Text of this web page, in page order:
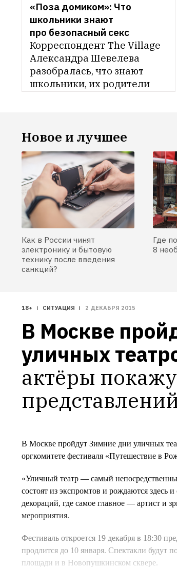
«Поза домиком»: Что
школьники знают
про безопасный секс
Корреспондент The Village
Александра Шевелева
разобралась, что знают
школьники, их родители
к выводу, что курс
по половому воспитанию
нужен всем
Новое и лучшее
Как в России чинят
электронику и бытовую
технику после введения
санкций?
Где
8
18+ СИТУАЦИЯ 2 ДЕКАБРЯ 2015
В Москве
уличных
актёры
В Москве пройдут Зимние дни уличных
оргкомитете фестиваля «Путешествие в
«Уличный театр — самый
состоят из экспромтов и рождаются здесь
декораций, где самое главное — артист и
мероприятия.
Фестиваль откроется 19 декабря в 18:30
продлится до 10 января. Спектакли будут
площади и в Новопушкинском сквере.